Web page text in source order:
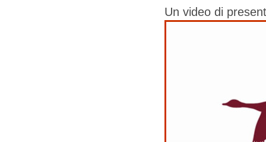
Un video di